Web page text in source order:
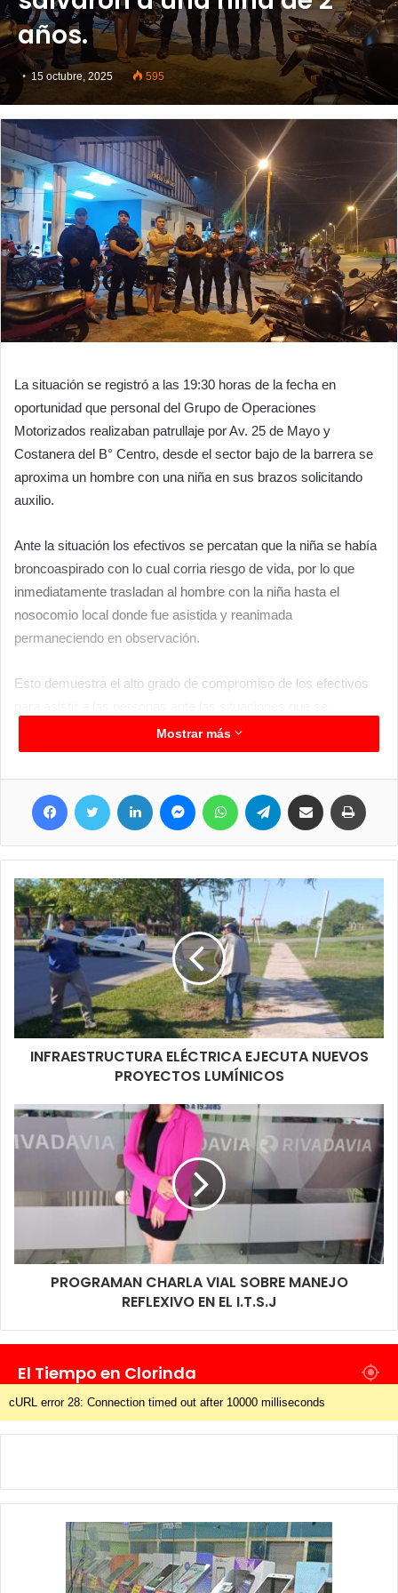
años.
15 octubre, 2025 595
La situación se registró a las 19:30 horas de la fecha en
oportunidad que personal del Grupo de Operaciones
Motorizados realizaban patrullaje por Av. 25 de Mayo y
Costanera del B° Centro, desde el sector bajo de la barrera se
aproxima un hombre con una niña en sus brazos solicitando
auxilio.
Ante la situación los efectivos se percatan que la niña se había
broncoaspirado con lo cual corria riesgo de vida, por lo que
inmediatamente trasladan al hombre con la niña hasta el
nosocomio local donde fue asistida y reanimada
permaneciendo en observación.
Esto demuestra el alto grado de compromiso de los efectivos
presentan y velando por la seguridad de toda la ciudadanía.
Mostrar más
Facebook Twitter LinkedIn MessengerWhatsApp Telegram Compartir por correo electrónico
INFRAESTRUCTURA ELÉCTRICA EJECUTA NUEVOS
PROYECTOS LUMÍNICOS
PROGRAMAN CHARLA VIAL SOBRE MANEJO
REFLEXIVO EN EL I.T.S.J
El Tiempo en Clorinda
cURL error 28: Connection timed out after 10000 milliseconds